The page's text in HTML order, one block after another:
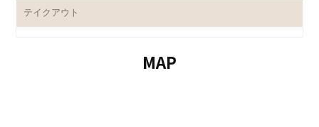
テイクアウト
MAP